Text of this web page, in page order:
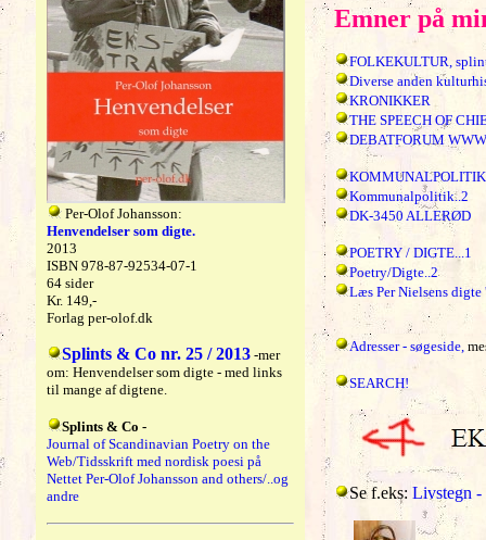
Per-Olof Johansson:
Henvendelser som digte.
2013
ISBN 978-87-92534-07-1
64 sider
Kr. 149,-
Forlag per-olof.dk
Splints & Co nr. 25 / 2013 -mer
om: Henvendelser som digte - med links
til mange af digtene.
Splints & Co -
Journal of Scandinavian Poetry on the
Web/Tidsskrift med nordisk poesi på
Nettet Per-Olof Johansson and others/..og
andre
Emner på
FOLKEKULTUR,
Diverse anden
KRONIKKER
THE SPEECH OF
DEBATFORUM WWW
Kommunalpolitik..2
DK-3450 ALLERØD
POETRY / DIGTE...1
Poetry/Digte..2
Læs Per Nielsens
Adresser - søgeside,
SEARCH!
Se f.eks: Livstegn -